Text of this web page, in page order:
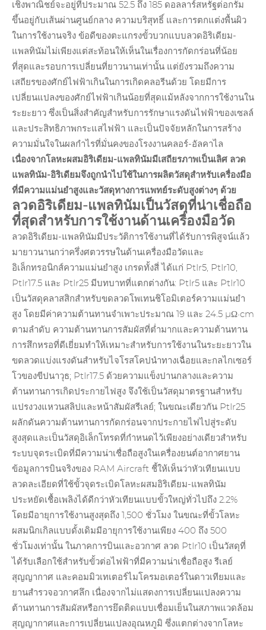
เชิงพาณิชย์จะอยู่ที่ประมาณ 52.5 ถึง 185 ดอลลาร์สหรัฐต่อกรัม
ขึ้นอยู่กับเส้นผ่านศูนย์กลาง ความบริสุทธิ์ และการตกแต่งพื้นผิว
ในการใช้งานจริง ข้อดีของตะแกรงขั้วบวกแบบลวดอิริเดียม-
แพลทินัมไม่เพียงแต่สะท้อนให้เห็นในเรื่องการกัดกร่อนที่น้อย
ที่สุดและรอบการเปลี่ยนที่ยาวนานเท่านั้น แต่ยังรวมถึงความ
เสถียรของศักย์ไฟฟ้าเกินในการเกิดคลอรีนด้วย โดยมีการ
เปลี่ยนแปลงของศักย์ไฟฟ้าเกินน้อยที่สุดแม้หลังจากการใช้งานใน
ระยะยาว ซึ่งเป็นสิ่งสำคัญสำหรับการรักษาแรงดันไฟฟ้าของเซลล์
และประสิทธิภาพกระแสไฟฟ้า และเป็นปัจจัยหลักในการสร้าง
ความมั่นใจในผลกำไรที่มั่นคงของโรงงานคลอร์-อัลคาไล
เนื่องจากโลหะผสมอิริเดียม-แพลทินัมมีเสถียรภาพเป็นเลิศ ลวด
แพลทินัม-อิริเดียมจึงถูกนำไปใช้ในการผลิตวัสดุสำหรับเครื่องมือ
ที่มีความแม่นยำสูงและวัสดุทางการแพทย์ระดับสูงต่างๆ ด้วย
ลวดอิริเดียม-แพลทินัมเป็นวัสดุที่น่าเชื่อถือ
ที่สุดสำหรับการใช้งานด้านเครื่องมือวัด
ลวดอิริเดียม-แพลทินัมมีประวัติการใช้งานที่ได้รับการพิสูจน์แล้ว
มายาวนานกว่าครึ่งศตวรรษในด้านเครื่องมือวัดและ
อิเล็กทรอนิกส์ความแม่นยำสูง เกรดทั้งสี่ ได้แก่ PtIr5, PtIr10,
PtIr17.5 และ PtIr25 มีบทบาทที่แตกต่างกัน: PtIr5 และ PtIr10
เป็นวัสดุคลาสสิกสำหรับขดลวดโพเทนชิโอมิเตอร์ความแม่นยำ
สูง โดยมีค่าความต้านทานจำเพาะประมาณ 19 และ 24.5 µΩ•cm
ตามลำดับ ความต้านทานการสัมผัสที่ต่ำมากและความต้านทาน
การสึกหรอที่ดีเยี่ยมทำให้เหมาะสำหรับการใช้งานในระยะยาวใน
ขดลวดแบ่งแรงดันสำหรับไจโรสโคปนำทางเฉื่อยและกลไกเซอร์
โวของขีปนาวุธ; PtIr17.5 ด้วยความแข็งปานกลางและความ
ต้านทานการเกิดประกายไฟสูง จึงใช้เป็นวัสดุมาตรฐานสำหรับ
แปรงวงแหวนสลิปและหน้าสัมผัสรีเลย์; ในขณะเดียวกัน PtIr25
ผลักดันความต้านทานการกัดกร่อนจากประกายไฟไปสู่ระดับ
สูงสุดและเป็นวัสดุอิเล็กโทรดที่กำหนดไว้เพียงอย่างเดียวสำหรับ
ระบบจุดระเบิดที่มีความน่าเชื่อถือสูงในเครื่องยนต์อากาศยาน
ข้อมูลการบินจริงของ RAM Aircraft ชี้ให้เห็นว่าหัวเทียนแบบ
ลวดละเอียดที่ใช้ขั้วจุดระเบิดโลหะผสมอิริเดียม-แพลทินัม
ประหยัดเชื้อเพลิงได้ดีกว่าหัวเทียนแบบขั้วใหญ่ทั่วไปถึง 2.2%
โดยมีอายุการใช้งานสูงสุดถึง 1,500 ชั่วโมง ในขณะที่ขั้วโลหะ
ผสมนิกเกิลแบบดั้งเดิมมีอายุการใช้งานเพียง 400 ถึง 500
ชั่วโมงเท่านั้น ในภาคการบินและอวกาศ ลวด PtIr10 เป็นวัสดุที่
ได้รับเลือกใช้สำหรับขั้วต่อไฟฟ้าที่มีความน่าเชื่อถือสูง รีเลย์
สุญญากาศ และคอมมิวเทเตอร์ไมโครมอเตอร์ในดาวเทียมและ
ยานสำรวจอวกาศลึก เนื่องจากไม่แสดงการเปลี่ยนแปลงความ
ต้านทานการสัมผัสหรือการยึดติดแบบเชื่อมเย็นในสภาพแวดล้อม
สุญญากาศและการเปลี่ยนแปลงอุณหภูมิ ซึ่งแตกต่างจากโลหะ